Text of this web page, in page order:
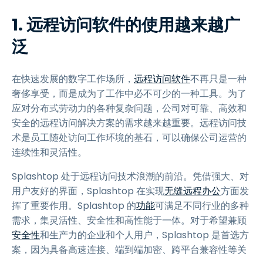
1. 远程访问软件的使用越来越广
泛
在快速发展的数字工作场所， 远程访问软件不再只是一种
奢侈享受，而是成为了工作中必不可少的一种工具。为了
应对分布式劳动力的各种复杂问题，公司对可靠、高效和
安全的远程访问解决方案的需求越来越重要。远程访问技
术是员工随处访问工作环境的基石，可以确保公司运营的
连续性和灵活性。
Splashtop 处于远程访问技术浪潮的前沿。凭借强大、对
用户友好的界面，Splashtop 在实现无缝远程办公方面发
挥了重要作用。Splashtop 的功能可满足不同行业的多种
需求，集灵活性、安全性和高性能于一体。对于希望兼顾
安全性和生产力的企业和个人用户，Splashtop 是首选方
案，因为具备高速连接、端到端加密、跨平台兼容性等关